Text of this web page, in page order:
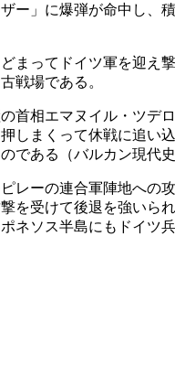
ー」に爆弾が命中し、
ってドイツ軍を迎え
戦場である。
相エマヌイル・ツデ
しまくって休戦に追い
である（バルカン現代史
ーの連合軍陣地への
受けて後退を強いら
ネソス半島にもドイツ